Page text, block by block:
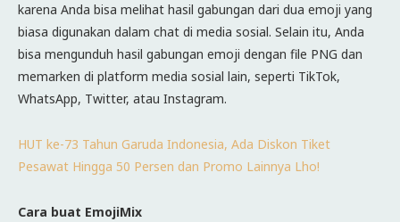
karena Anda bisa melihat hasil gabungan dari dua emoji yang
biasa digunakan dalam chat di media sosial. Selain itu, Anda
bisa mengunduh hasil gabungan emoji dengan file PNG dan
memarken di platform media sosial lain, seperti TikTok,
WhatsApp, Twitter, atau Instagram.
HUT ke-73 Tahun Garuda Indonesia, Ada Diskon Tiket
Pesawat Hingga 50 Persen dan Promo Lainnya Lho!
Cara buat EmojiMix